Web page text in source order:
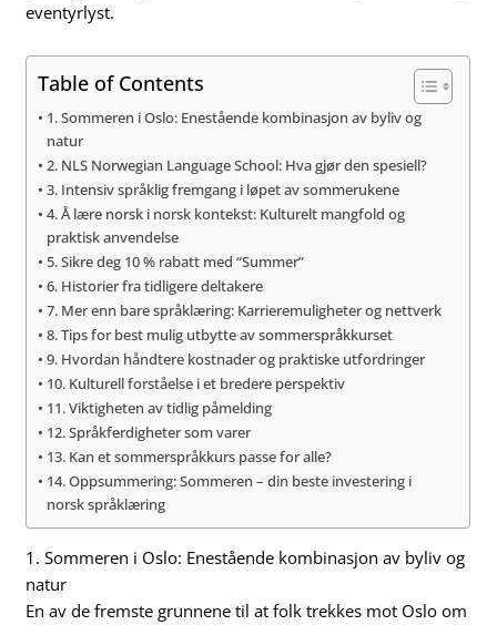
eventyrlyst.
Table of Contents
1. Sommeren i Oslo: Enestående kombinasjon av byliv og
natur
2. NLS Norwegian Language School: Hva gjør den spesiell?
3. Intensiv språklig fremgang i løpet av sommerukene
4. Å lære norsk i norsk kontekst: Kulturelt mangfold og
praktisk anvendelse
5. Sikre deg 10 % rabatt med “Summer”
6. Historier fra tidligere deltakere
7. Mer enn bare språklæring: Karrieremuligheter og nettverk
8. Tips for best mulig utbytte av sommerspråkkurset
9. Hvordan håndtere kostnader og praktiske utfordringer
10. Kulturell forståelse i et bredere perspektiv
11. Viktigheten av tidlig påmelding
12. Språkferdigheter som varer
13. Kan et sommerspråkkurs passe for alle?
14. Oppsummering: Sommeren – din beste investering i
norsk språklæring
1. Sommeren i Oslo: Enestående kombinasjon av byliv og
natur
En av de fremste grunnene til at folk trekkes mot Oslo om